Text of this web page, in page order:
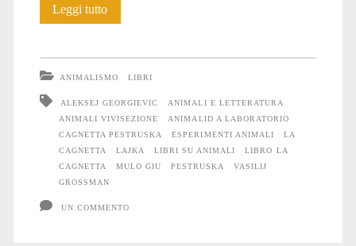
Leggi tuttoIl
una
cagnetta
ANIMALISMO LIBRI
ALEKSEJ GEORGIEVIC
ANIMALI E LETTERATURA
ANIMALI VIVISEZIONE
ANIMALID A LABORATORIO
CAGNETTA PESTRUSKA
ESPERIMENTI ANIMALI
LA
CAGNETTA
LAJKA LIBRI SU ANIMALI
LIBRO LA
CAGNETTA
MULO GIU PESTRUSKA
VASILIJ
GROSSMAN
UN COMMENTO